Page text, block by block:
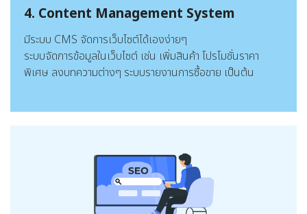
4. Content Management System
มีระบบ CMS จัดการเว็บไซต์ได้เองง่ายๆ
ระบบจัดการข้อมูลในเว็บไซต์ เช่น เพิ่มสินค้า โปรโมชั่นราคา
พิเศษ ลงบทความต่างๆ ระบบรายงานการซื้อขาย เป็นต้น